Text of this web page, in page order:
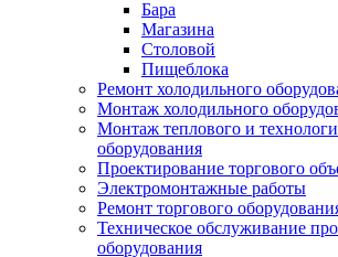
Бара
Магазина
Столовой
Пищеблока
Ремонт холодильного
Монтаж холодильного
Монтаж теплового и
оборудования
Проектирование торгового
Электромонтажные работы
Ремонт торгового
Техническое обслуживание
оборудования